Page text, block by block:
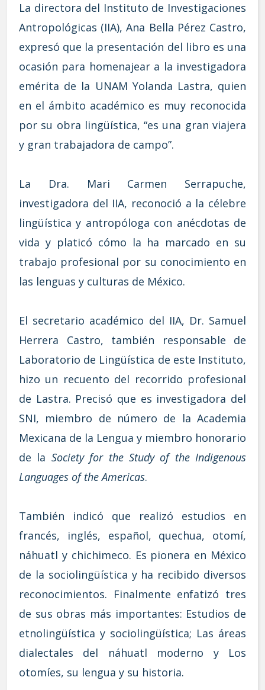
La directora del Instituto de Investigaciones
Antropológicas (IIA), Ana Bella Pérez Castro,
expresó que la presentación del libro es una
ocasión para homenajear a la investigadora
emérita de la UNAM Yolanda Lastra, quien
en el ámbito académico es muy reconocida
por su obra lingüística, “es una gran viajera
y gran trabajadora de campo”.
La Dra. Mari Carmen Serrapuche,
investigadora del IIA, reconoció a la célebre
lingüística y antropóloga con anécdotas de
vida y platicó cómo la ha marcado en su
trabajo profesional por su conocimiento en
las lenguas y culturas de México.
El secretario académico del IIA, Dr. Samuel
Herrera Castro, también responsable de
Laboratorio de Lingüística de este Instituto,
hizo un recuento del recorrido profesional
de Lastra. Precisó que es investigadora del
SNI, miembro de número de la Academia
Mexicana de la Lengua y miembro honorario
de la Society for the Study of the Indigenous
Languages of the Americas.
También indicó que realizó estudios en
francés, inglés, español, quechua, otomí,
náhuatl y chichimeco. Es pionera en México
de la sociolingüística y ha recibido diversos
reconocimientos. Finalmente enfatizó tres
de sus obras más importantes: Estudios de
etnolingüística y sociolingüística; Las áreas
dialectales del náhuatl moderno y Los
otomíes, su lengua y su historia.